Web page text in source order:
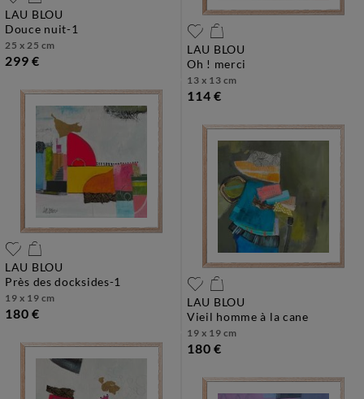
LAU BLOU
douce nuit-1
25 x 25 cm
299 €
LAU BLOU
oh ! merci
13 x 13 cm
114 €
LAU BLOU
près des docksides-1
19 x 19 cm
180 €
LAU BLOU
vieil homme à la cane
19 x 19 cm
180 €